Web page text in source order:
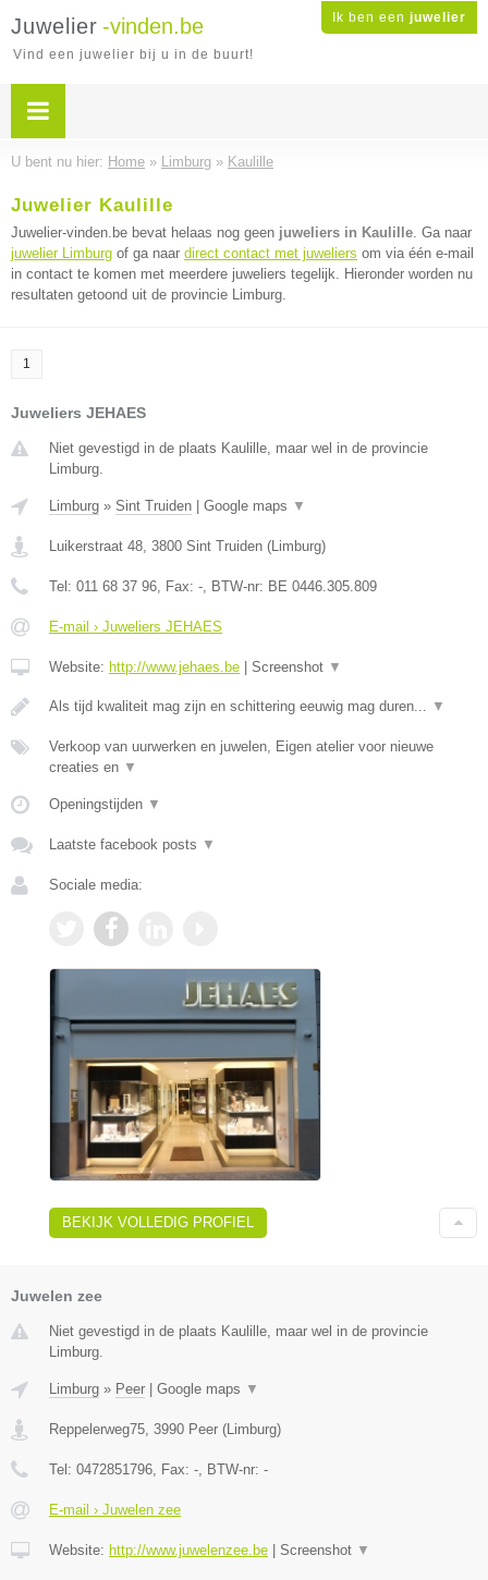
Ik ben een juwelier
Juwelier -vinden.be
Vind een juwelier bij u in de buurt!
U bent nu hier: Home » Limburg » Kaulille
Juwelier Kaulille
Juwelier-vinden.be bevat helaas nog geen juweliers in Kaulille. Ga naar
juwelier Limburg of ga naar direct contact met juweliers om via één e-mail
in contact te komen met meerdere juweliers tegelijk. Hieronder worden nu
resultaten getoond uit de provincie Limburg.
1
Juweliers JEHAES
Niet gevestigd in de plaats Kaulille, maar wel in de provincie
Limburg.
Limburg » Sint Truiden Google maps ▼
Luikerstraat 48, 3800 Sint Truiden (Limburg)
Tel: 011 68 37 96, Fax: -, BTW-nr: BE 0446.305.809
E-mail › Juweliers JEHAES
Website: http://www.jehaes.be Screenshot ▼
Als tijd kwaliteit mag zijn en schittering eeuwig mag duren... ▼
Verkoop van uurwerken en juwelen, Eigen atelier voor nieuwe
creaties en ▼
Openingstijden ▼
Laatste facebook posts ▼
Sociale media:
BEKIJK VOLLEDIG PROFIEL
Juwelen zee
Niet gevestigd in de plaats Kaulille, maar wel in de provincie
Limburg.
Limburg » Peer Google maps ▼
Reppelerweg75, 3990 Peer (Limburg)
Tel: 0472851796, Fax: -, BTW-nr: -
E-mail › Juwelen zee
Website: http://www.juwelenzee.be Screenshot ▼